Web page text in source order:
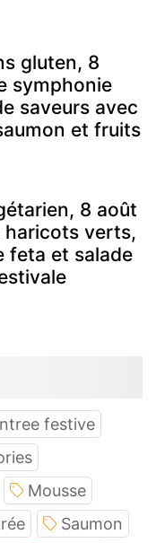
gluten, 8
symphonie
saveurs avec
et fruits
8 août
haricots verts,
feta et salade
festive
Mousse
Saumon